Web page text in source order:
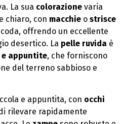
La sua colorazione varia
chiaro, con macchie o strisce
offrendo un eccellente
desertico. La pelle ruvida è
e appuntite, che forniscono
del terreno sabbioso e
e appuntita, con occhi
rilevare rapidamente